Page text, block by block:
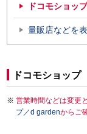
ドコモショッ
量販店などを
ドコモショップ
営業時間などは変更
プ／d gardenからご